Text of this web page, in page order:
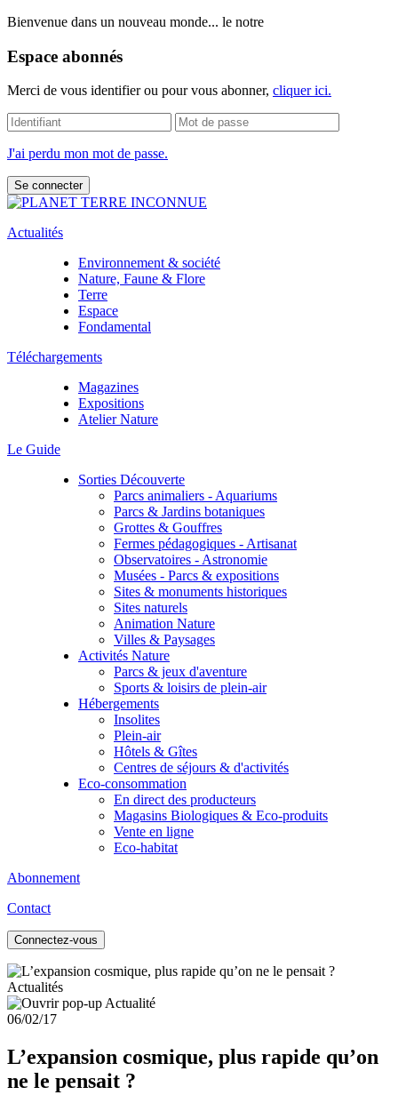
Bienvenue dans un nouveau monde... le notre
Espace abonnés
Merci de vous identifier ou pour vous abonner, cliquer ici.
J'ai perdu mon mot de passe.
Actualités
Environnement & société
Nature, Faune & Flore
Terre
Espace
Fondamental
Téléchargements
Magazines
Expositions
Atelier Nature
Le Guide
Sorties Découverte
Parcs animaliers - Aquariums
Parcs & Jardins botaniques
Grottes & Gouffres
Fermes pédagogiques - Artisanat
Observatoires - Astronomie
Musées - Parcs & expositions
Sites & monuments historiques
Sites naturels
Animation Nature
Villes & Paysages
Activités Nature
Parcs & jeux d'aventure
Sports & loisirs de plein-air
Hébergements
Insolites
Plein-air
Hôtels & Gîtes
Centres de séjours & d'activités
Eco-consommation
En direct des producteurs
Magasins Biologiques & Eco-produits
Vente en ligne
Eco-habitat
Abonnement
Contact
Connectez-vous
Actualités
06/02/17
L’expansion cosmique, plus rapide qu’on
ne le pensait ?